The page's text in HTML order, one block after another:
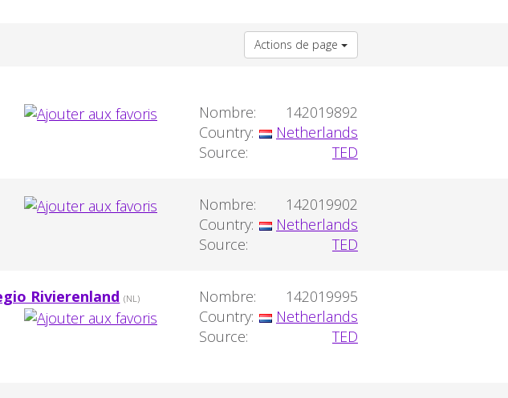
Actions de page
Nombre:
142019892
Country:
Netherlands
Source:
TED
Nombre:
142019902
Country:
Netherlands
Source:
TED
Rivierenland (NL) Nombre:
142019995
Country:
Netherlands
Source:
TED